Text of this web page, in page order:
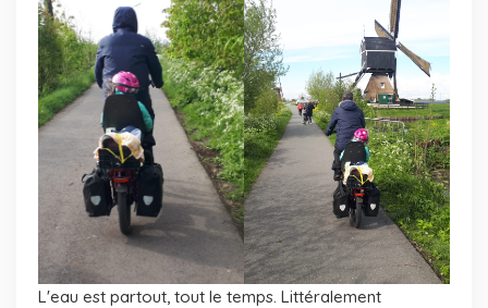
L'eau est partout, tout le temps. Littéralement